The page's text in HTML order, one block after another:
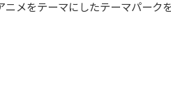
メをテーマにしたテーマパーク